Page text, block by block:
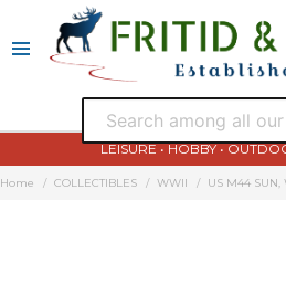
LEISURE • HOBBY •
Home COLLECTIBLES WWII US M44 SUN,